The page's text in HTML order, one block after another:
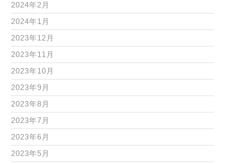
2024年2月
2024年1月
2023年12月
2023年11月
2023年10月
2023年9月
2023年8月
2023年7月
2023年6月
2023年5月